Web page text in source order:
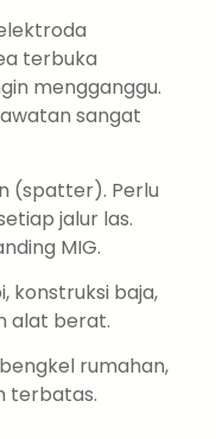
terbuka
mengganggu.
sangat
(spatter). Perlu
jalur las.
MIG.
konstruksi baja,
alat berat.
rumahan,
terbatas.